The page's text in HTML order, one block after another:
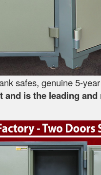
safes, genuine 5-
is the leading